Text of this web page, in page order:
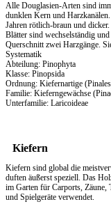
Alle Douglasien-Arten sind
dunklen Kern und
Jahren rötlich-braun und
Blätter sind wechselständig
Querschnitt zwei Harzgänge.
Systematik
Abteilung: Pinophyta
Klasse: Pinopsida
Ordnung: Kiefernartige
Familie: Kieferngewächse
Unterfamilie: Laricoideae
Kiefern
Kiefern sind global die
duften äußerst speziell. Das
im Garten für Carports, Zäune,
und Spielgeräte verwendet.